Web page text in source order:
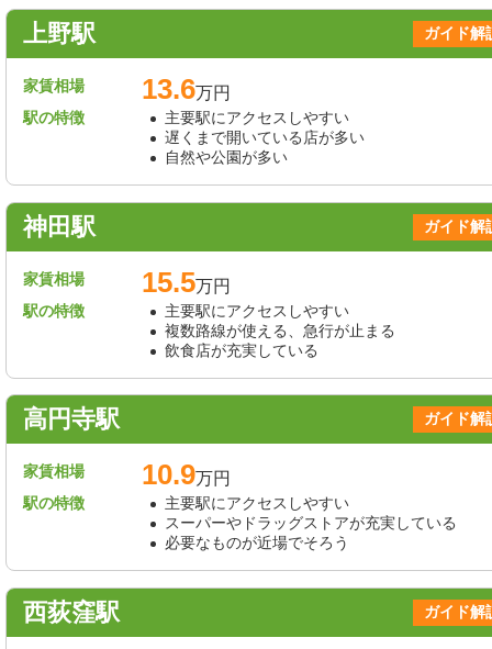
ガイド解
上野駅
家賃相場 13.6万円
駅の特徴
主要駅にアクセスしやすい
遅くまで開いている店が多い
自然や公園が多い
ガイド解
神田駅
家賃相場 15.5万円
駅の特徴
主要駅にアクセスしやすい
複数路線が使える、急行が止まる
飲食店が充実している
ガイド解
高円寺駅
家賃相場 10.9万円
駅の特徴
主要駅にアクセスしやすい
スーパーやドラッグストアが充実している
必要なものが近場でそろう
ガイド解
西荻窪駅